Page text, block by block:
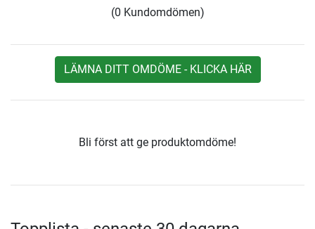
(0 Kundomdömen)
LÄMNA DITT OMDÖME - KLICKA HÄR
Bli först att ge produktomdöme!